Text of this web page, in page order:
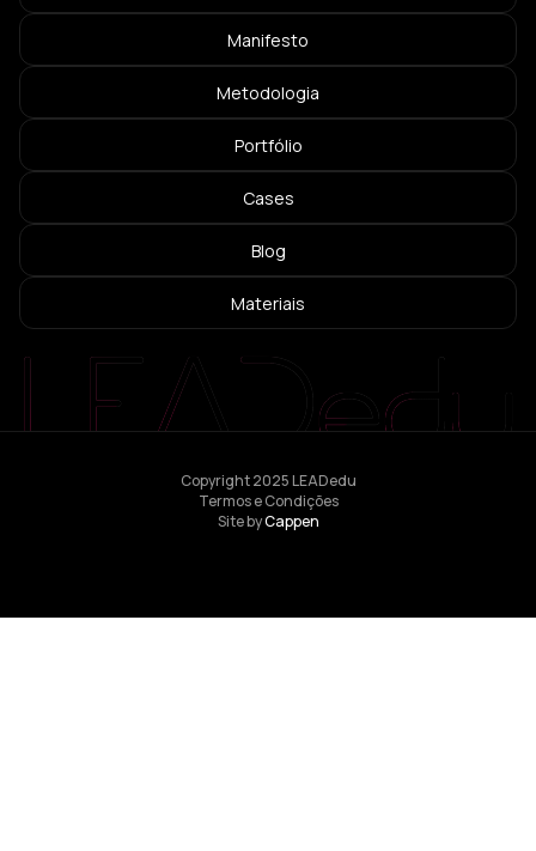
Manifesto
Metodologia
Portfólio
Cases
Blog
Materiais
Copyright 2025 LEADedu
Termos e Condições
Site byCappen